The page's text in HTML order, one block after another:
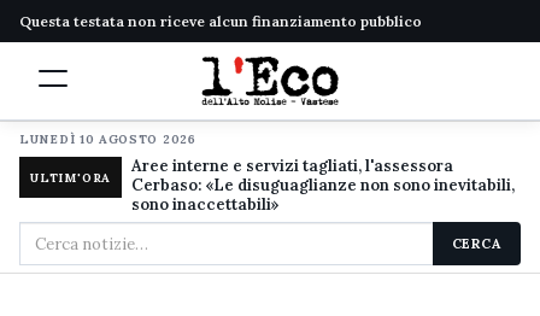
Questa testata non riceve alcun finanziamento pubblico
LUNEDÌ 10 AGOSTO 2026
ULTIM'ORA
Aree interne e servizi tagliati, l'assessora
Cerbaso: «Le disuguaglianze non sono inevitabili,
sono inaccettabili»
Cerca
nel
CERCA